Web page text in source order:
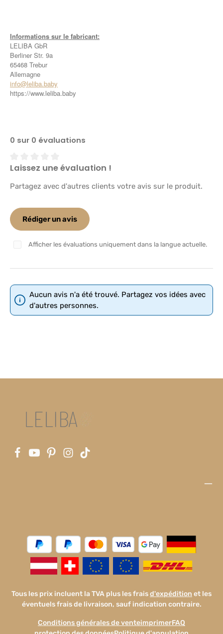
Informations sur le fabricant:
LELIBA GbR
Berliner Str. 9a
65468 Trebur
Allemagne
info@leliba.baby
https://www.leliba.baby
0 sur 0 évaluations
Note moyenne de 0 sur 5 étoiles
Laissez une évaluation !
Partagez avec d'autres clients votre avis sur le produit.
Rédiger un avis
Afficher les évaluations uniquement dans la langue actuelle.
Aucun avis n'a été trouvé. Partagez vos idées avec
d'autres personnes.
Tous les prix incluent la TVA plus les fraisd'expédition et les
éventuels frais de livraison, sauf indication contraire.
Conditions générales de venteimprimerFAQ